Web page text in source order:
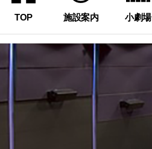
TOP 施設案内 小劇場